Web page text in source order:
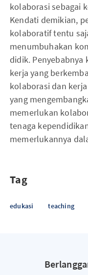
kolaborasi sebagai
Kendati demikian,
kolaboratif tentu
menumbuhakan
didik. Penyebabnya
kerja yang
kolaborasi dan
yang
memerlukan
tenaga
memerlukannya
Tag
edukasi teaching